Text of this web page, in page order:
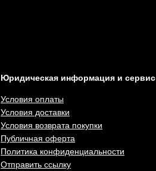
Юридическая информация и сервис
Условия оплаты
Условия доставки
Условия возврата покупки
Публичная оферта
Политика конфиденциальности
Отправить ссылку